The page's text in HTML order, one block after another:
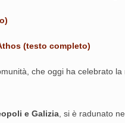
(testo completo)
che oggi ha celebrato
e Galizia , si è radunato